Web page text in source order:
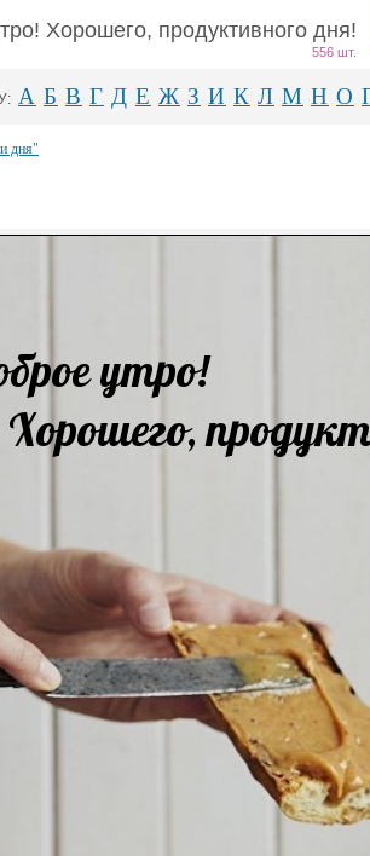
Хорошего, продуктивного дня!
556 шт.
А Б В Г Д Е Ж З И К Л М Н О
дня"